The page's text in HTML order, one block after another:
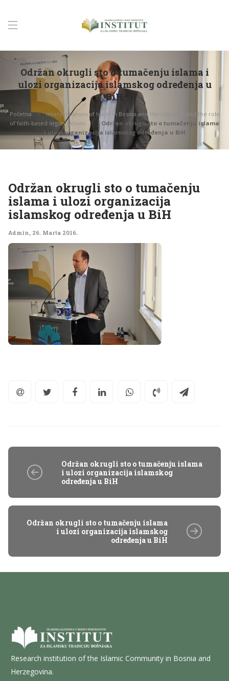
Održan okrugli sto o tumačenju islama i
ulozi organizacija islamskog određenja u
BiH
Početna
Interpretations of Islam in Bosnia and Herzegovina and the role
of faith-based organisations
Održan okrugli sto o tumačenju islama
i ulozi organizacija islamskog određenja u BiH
Održan okrugli sto o tumačenju
islama i ulozi organizacija
islamskog određenja u BiH
Admin, 26. Marta 2016.
Održan okrugli sto o tumačenju islama
i ulozi organizacija islamskog
određenja u BiH
Održan okrugli sto o tumačenju islama
i ulozi organizacija islamskog
određenja u BiH
Research institution of the Islamic Community in Bosnia and
Herzegovina.